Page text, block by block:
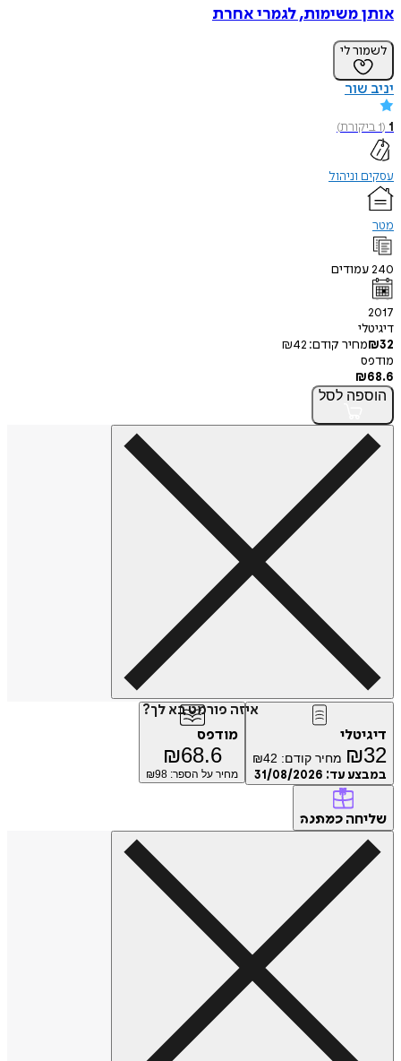
אותן משימות, לגמרי אחרת
לשמור לי
יניב שור
1
(
1ביקורת)
עסקים וניהול
מטר
240עמודים
2017
דיגיטלי
₪32 מחיר קודם: ₪42
מודפס
₪68.6
הוספה לסל
איזה פורמט בא לך?
דיגיטלי
₪32 מחיר קודם: ₪42
במבצע עד: 31/08/2026
מודפס
₪68.6
מחיר על הספר: ₪ 98
שליחה כמתנה